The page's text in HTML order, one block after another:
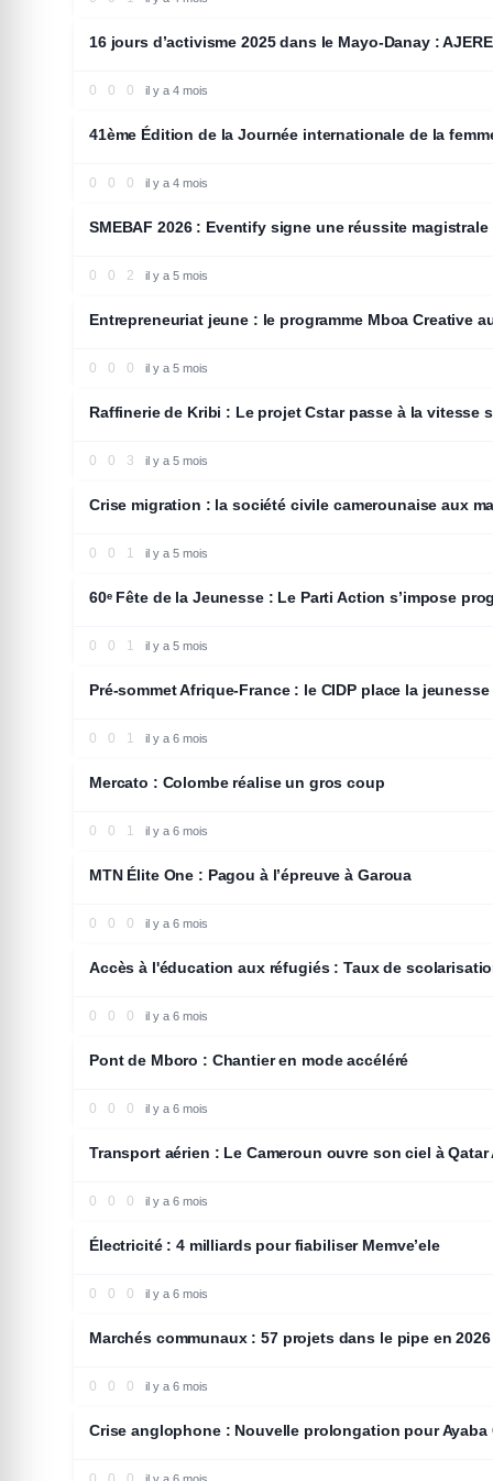
16 jours d’activisme 2025 dans le Mayo-Danay :
0 0 0 il y a 4 mois
SANTÉ
41ème Édition de la Journée internationale de la
0 0 0 il y a 4 mois
EDUCATION
SMEBAF 2026 : Eventify signe une réussite magistrale
0 0 2 il y a 5 mois
ENTREPRENEURIAT
Entrepreneuriat jeune : le programme Mboa Creative
0 0 0 il y a 5 mois
SOCIETE
Raffinerie de Kribi : Le projet Cstar passe à la vitesse
0 0 3 il y a 5 mois
OPINION
Crise migration : la société civile camerounaise aux
0 0 1 il y a 5 mois
POLITIQUE
60ᵉ Fête de la Jeunesse : Le Parti Action s’impose
0 0 1 il y a 5 mois
ENTREPRENEURIAT
Pré-sommet Afrique-France : le CIDP place la
0 0 1 il y a 6 mois
SPORTS
Mercato : Colombe réalise un gros coup
0 0 1 il y a 6 mois
SPORTS
MTN Élite One : Pagou à l’épreuve à Garoua
0 0 0 il y a 6 mois
EDUCATION
Accès à l'éducation aux réfugiés : Taux de
0 0 0 il y a 6 mois
ECONOMIE
Pont de Mboro : Chantier en mode accéléré
0 0 0 il y a 6 mois
ECONOMIE
Transport aérien : Le Cameroun ouvre son ciel à Qatar
0 0 0 il y a 6 mois
ECONOMIE
Électricité : 4 milliards pour fiabiliser Memve’ele
0 0 0 il y a 6 mois
ECONOMIE
Marchés communaux : 57 projets dans le pipe en 2026
0 0 0 il y a 6 mois
POLITIQUE
Crise anglophone : Nouvelle prolongation pour Ayaba